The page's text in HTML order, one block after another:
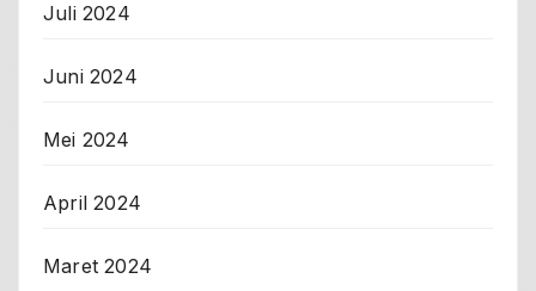
Juli 2024
Juni 2024
Mei 2024
April 2024
Maret 2024